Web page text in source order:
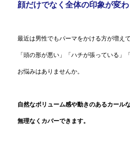
顔だけでなく全体の印象が変わ
最近は男性でもパーマをかける方が増えて
「頭の形が悪い」「ハチが張っている」
お悩みはありませんか。
自然なボリューム感や動きのあるカール
無理なくカバーできます。